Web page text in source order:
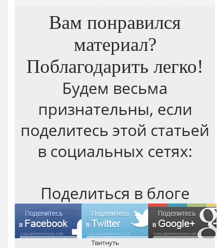
Вам понравился
материал?
Поблагодарить легко!
Будем весьма
признательны, если
поделитесь этой статьей
в социальных сетях:
Поделиться в блоге
Твитнуть